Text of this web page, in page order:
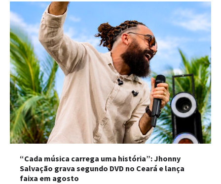
“Cada música carrega uma história”: Jhonny
Salvação grava segundo DVD no Ceará e lança
faixa em agosto